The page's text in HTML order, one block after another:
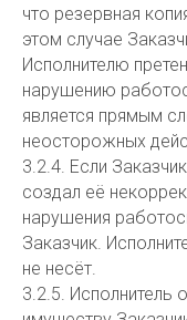
что резервная
этом случае
Исполнителю
нарушению
является прямым
неосторожных
3.2.4. Если
создал её
нарушения
Заказчик.
не несёт.
3.2.5. Исполнитель